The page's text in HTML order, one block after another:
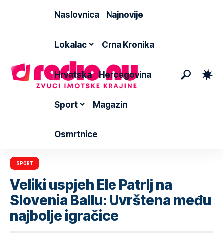
Naslovnica Najnovije
Lokalac Crna Kronika
Hrvatska Hercegovina
Sport Magazin
Osmrtnice
SPORT
Veliki uspjeh Ele Patrlj na
Slovenia Ballu: Uvrštena među
najbolje igračice